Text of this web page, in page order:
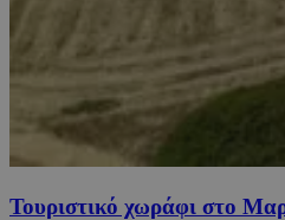
Τουριστικό χωράφι στο